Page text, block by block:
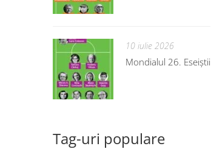
10 iulie 2026
Mondialul 26. Eseiștii
Tag-uri populare